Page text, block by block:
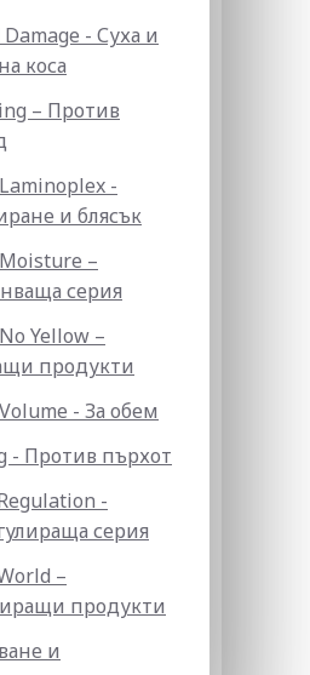
- Суха и
коса
– Против
-
и блясък
–
серия
Yellow –
продукти
- За обем
- Против пърхот
-
серия
–
продукти
и